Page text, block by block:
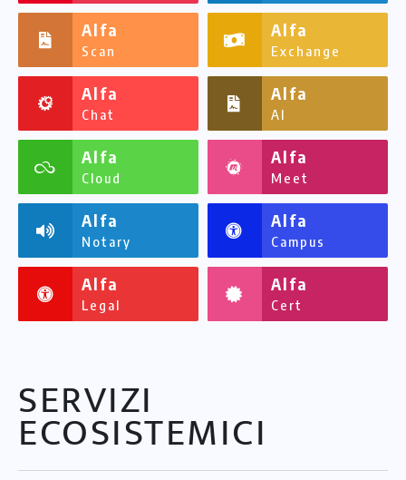
Alfa
Scan
Alfa
Exchange
Alfa
Chat
Alfa
AI
Alfa
Cloud
Alfa
Meet
Alfa
Notary
Alfa
Campus
Alfa
Legal
Alfa
Cert
SERVIZI
ECOSISTEMICI